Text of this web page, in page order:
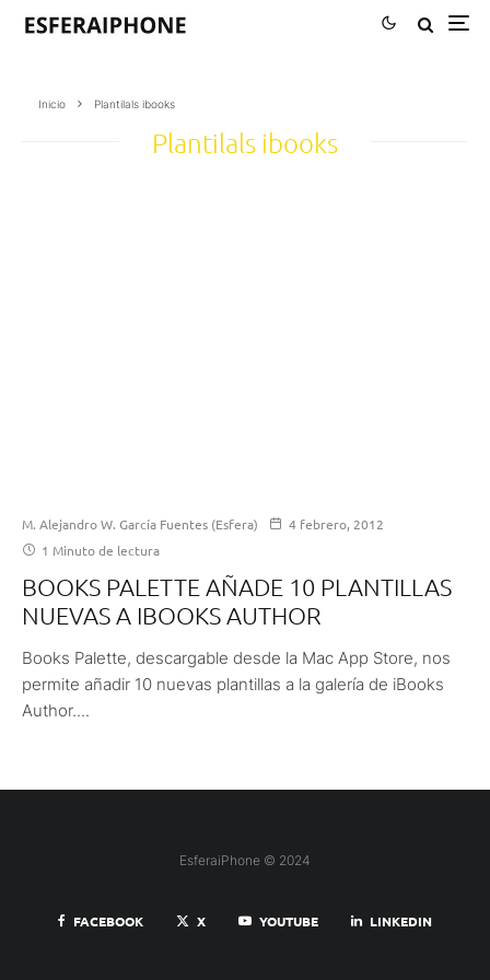
Inicio Plantilals ibooks
Plantilals ibooks
M. Alejandro W. García Fuentes (Esfera)
4 febrero, 2012
1 Minuto de lectura
BOOKS PALETTE AÑADE 10 PLANTILLAS
NUEVAS A IBOOKS AUTHOR
Books Palette, descargable desde la Mac App Store, nos
permite añadir 10 nuevas plantillas a la galería de iBooks
Author....
EsferaiPhone © 2024
FACEBOOK X YOUTUBE LINKEDIN